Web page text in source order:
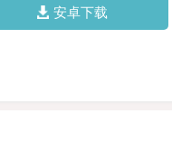
安卓下载